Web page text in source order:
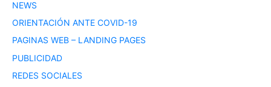
NEWS
ORIENTACIÓN ANTE COVID-19
PAGINAS WEB – LANDING PAGES
PUBLICIDAD
REDES SOCIALES